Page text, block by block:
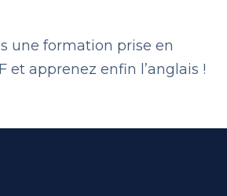
une formation prise en
et apprenez enfin l’anglais !